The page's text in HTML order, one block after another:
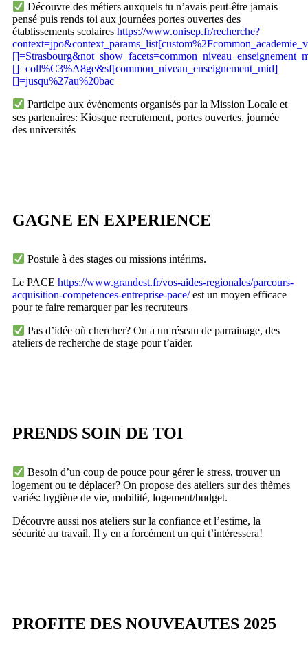
Découvre des métiers auxquels tu n’avais peut-être jamais
pensé puis rends toi aux journées portes ouvertes des
établissements scolaires https://www.onisep.fr/recherche?
[]=coll%C3%A8ge&sf[common_niveau_enseignement_mid]
[]=jusqu%27au%20bac
Participe aux événements organisés par la Mission Locale et
ses partenaires: Kiosque recrutement, portes ouvertes, journée
des universités
GAGNE EN EXPERIENCE
Postule à des stages ou missions intérims.
Le PACE https://www.grandest.fr/vos-aides-regionales/parcours-
acquisition-competences-entreprise-pace/est un moyen efficace
pour te faire remarquer par les recruteurs
Pas d’idée où chercher? On a un réseau de parrainage, des
ateliers de recherche de stage pour t’aider.
PRENDS SOIN DE TOI
Besoin d’un coup de pouce pour gérer le stress, trouver un
logement ou te déplacer? On propose des ateliers sur des thèmes
variés: hygiène de vie, mobilité, logement/budget.
Découvre aussi nos ateliers sur la confiance et l’estime, la
sécurité au travail. Il y en a forcément un qui t’intéressera!
PROFITE DES NOUVEAUTES 2025